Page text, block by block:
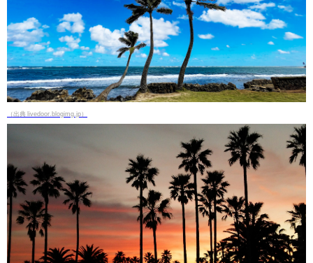
（出典 livedoor.blogimg.jp）